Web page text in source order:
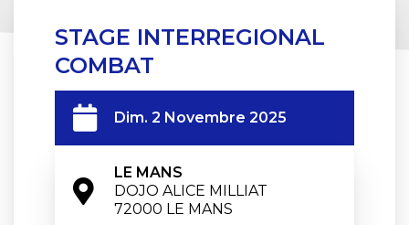
STAGE INTERREGIONAL
COMBAT
Dim. 2 Novembre 2025
LE MANS
DOJO ALICE MILLIAT
72000 LE MANS